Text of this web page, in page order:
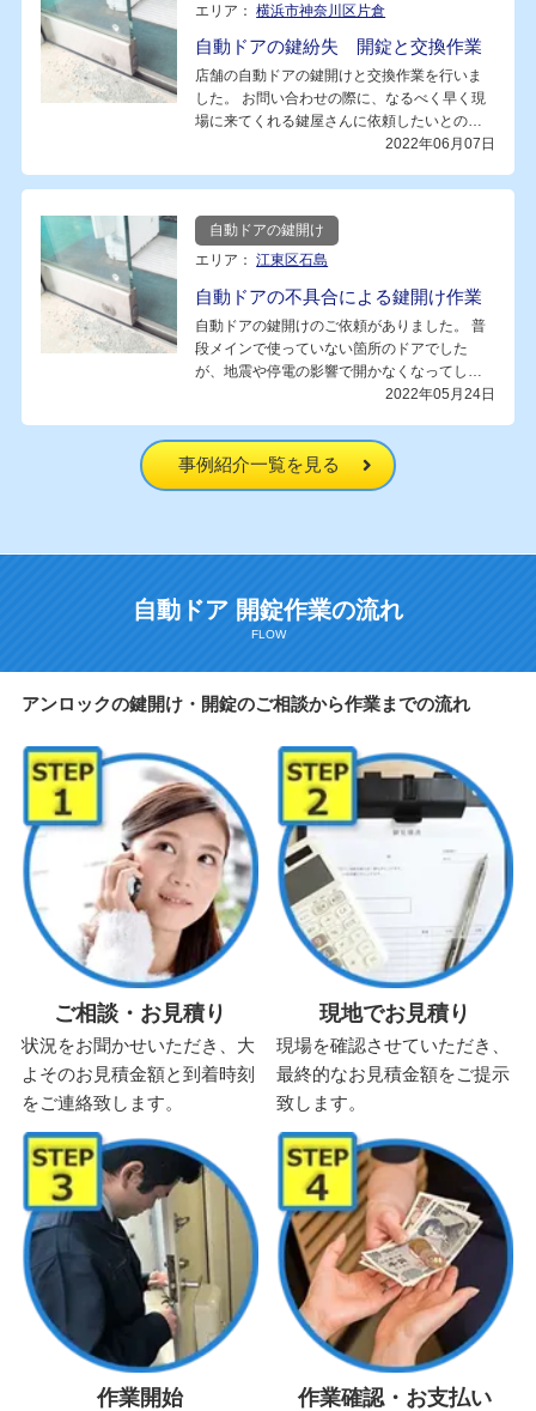
エリア： 横浜市神奈川区片倉
自動ドアの鍵紛失 開錠と交換作業
店舗の自動ドアの鍵開けと交換作業を行いま
した。 お問い合わせの際に、なるべく早く現
場に来てくれる鍵屋さんに依頼したいとの…
2022年06月07日
自動ドアの鍵開け
エリア： 江東区石島
自動ドアの不具合による鍵開け作業
自動ドアの鍵開けのご依頼がありました。 普
段メインで使っていない箇所のドアでした
が、地震や停電の影響で開かなくなってし
2022年05月24日
事例紹介一覧を見る
自動ドア 開錠作業の流れ
アンロックの鍵開け・開錠のご相談から作業までの流れ
ご相談・お見積り
状況をお聞かせいただき、大
よそのお見積金額と到着時刻
をご連絡致します。
現地でお見積り
現場を確認させていただき、
最終的なお見積金額をご提示
致します。
作業開始 作業確認・お支払い